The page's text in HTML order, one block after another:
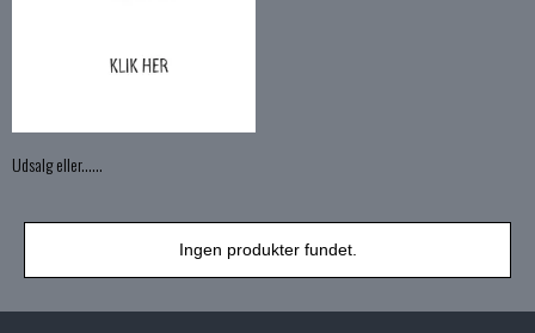
Udsalg eller......
Ingen produkter fundet.